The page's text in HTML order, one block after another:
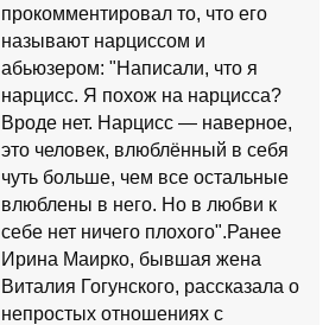
прокомментировал то, что его
называют нарциссом и
абьюзером: "Написали, что я
нарцисс. Я похож на нарцисса?
Вроде нет. Нарцисс — наверное,
это человек, влюблённый в себя
чуть больше, чем все остальные
влюблены в него. Но в любви к
себе нет ничего плохого".Ранее
Ирина Маирко, бывшая жена
Виталия Гогунского, рассказала о
непростых отношениях с